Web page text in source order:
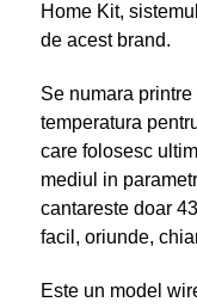
Home Kit,
de acest brand.
Se numara
temperatura
care folosesc
mediul in
cantareste doar
facil, oriunde,
Este un model